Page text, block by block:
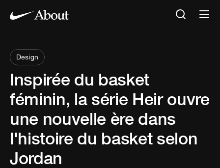
Design
Inspirée du basket
féminin, la série Heir ouvre
une nouvelle ère dans
l'histoire du basket selon
Jordan